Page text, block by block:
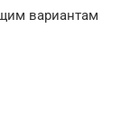
вариантам